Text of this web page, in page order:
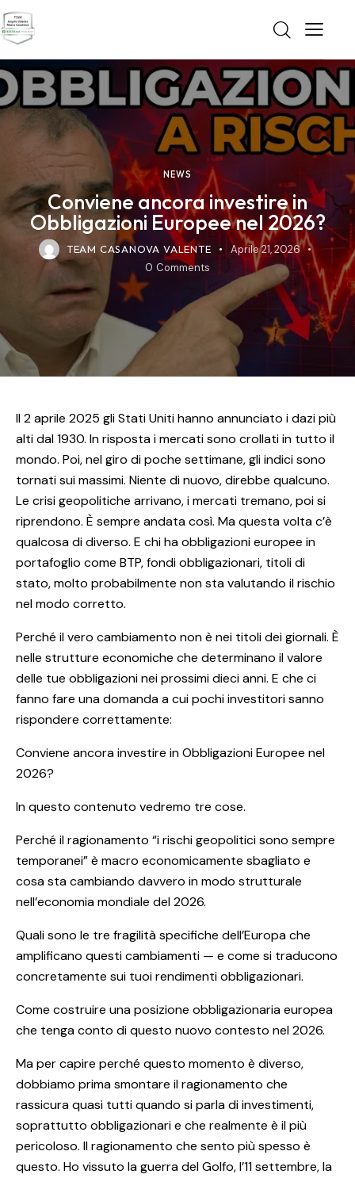
NEWS
Conviene ancora investire in
Obbligazioni Europee nel 2026?
TEAM CASANOVA VALENTE
Aprile 21, 2026
0 Comments
Il 2 aprile 2025 gli Stati Uniti hanno annunciato i dazi più
alti dal 1930. In risposta i mercati sono crollati in tutto il
mondo. Poi, nel giro di poche settimane, gli indici sono
tornati sui massimi. Niente di nuovo, direbbe qualcuno.
Le crisi geopolitiche arrivano, i mercati tremano, poi si
riprendono. È sempre andata così. Ma questa volta c’è
qualcosa di diverso. E chi ha obbligazioni europee in
portafoglio come BTP, fondi obbligazionari, titoli di
stato, molto probabilmente non sta valutando il rischio
nel modo corretto.
Perché il vero cambiamento non è nei titoli dei giornali. È
nelle strutture economiche che determinano il valore
delle tue obbligazioni nei prossimi dieci anni. E che ci
fanno fare una domanda a cui pochi investitori sanno
rispondere correttamente:
Conviene ancora investire in Obbligazioni Europee nel
2026?
In questo contenuto vedremo tre cose.
Perché il ragionamento “i rischi geopolitici sono sempre
temporanei” è macro economicamente sbagliato e
cosa sta cambiando davvero in modo strutturale
nell’economia mondiale del 2026.
Quali sono le tre fragilità specifiche dell’Europa che
amplificano questi cambiamenti — e come si traducono
concretamente sui tuoi rendimenti obbligazionari.
Come costruire una posizione obbligazionaria europea
che tenga conto di questo nuovo contesto nel 2026.
Ma per capire perché questo momento è diverso,
dobbiamo prima smontare il ragionamento che
rassicura quasi tutti quando si parla di investimenti,
soprattutto obbligazionari e che realmente è il più
pericoloso. Il ragionamento che sento più spesso è
questo. Ho vissuto la guerra del Golfo, l’11 settembre, la